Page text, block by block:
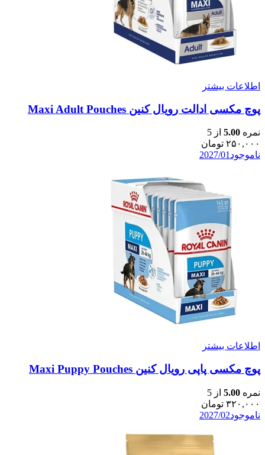
اطلاعات بیشتر
پوچ مکسی ادالت رویال کنین Maxi Adult Pouches
نمره 5.00 از 5
۲۵۰,۰۰۰ تومان
ناموجود2027/01
اطلاعات بیشتر
پوچ مکسی پاپی رویال کنین Maxi Puppy Pouches
نمره 5.00 از 5
۳۲۰,۰۰۰ تومان
ناموجود2027/02